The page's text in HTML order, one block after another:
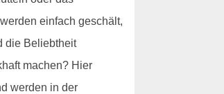
einfach geschält,
die Beliebtheit
machen? Hier
werden in der